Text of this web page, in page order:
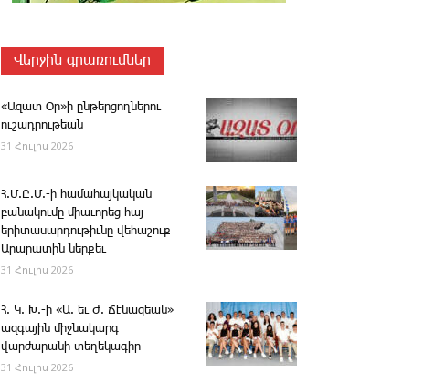
Վերջին գրառումներ
«Ազատ Օր»ի ընթերցողներու
ուշադրութեան
31 Հուլիս 2026
Հ.Մ.Ը.Մ.-ի համահայկական
բանակումը միաւորեց հայ
երիտասարդութիւնը վեհաշուք
Արարատին ներքեւ
31 Հուլիս 2026
Հ. Կ. Խ.-ի «Ա. եւ Ժ. ­Ճէնազեան»
ազգային միջնակարգ
վարժարանի տեղեկագիր
31 Հուլիս 2026